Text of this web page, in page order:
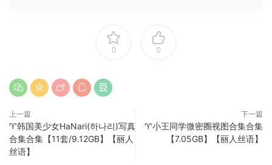
0 0
上一篇
♈韩国美少女HaNari(하나리)写真
合集合集【11套/9.12GB】【丽人
丝语】
下一篇
♈小王同学微密圈视图合集合集
【7.05GB】【丽人丝语】